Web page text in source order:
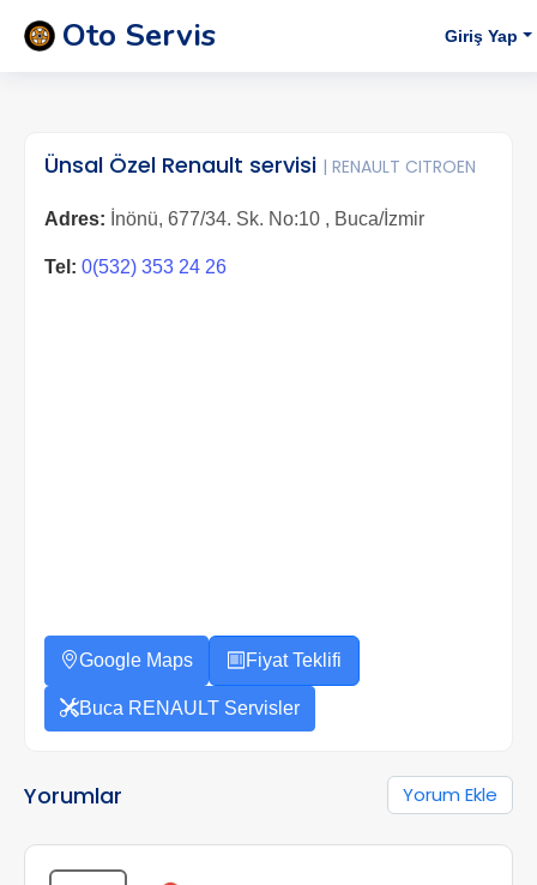
Oto Servis Giriş Yap
Ünsal Özel Renault servisi | RENAULT CITROEN
Adres: İnönü, 677/34. Sk. No:10 , Buca/İzmir
Tel: 0(532) 353 24 26
Google Maps Fiyat Teklifi
Buca RENAULT Servisler
Yorumlar Yorum Ekle